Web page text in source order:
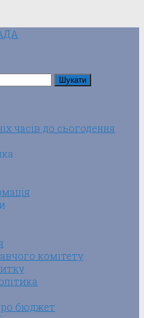
часів до сьогодення
комітету
бюджет